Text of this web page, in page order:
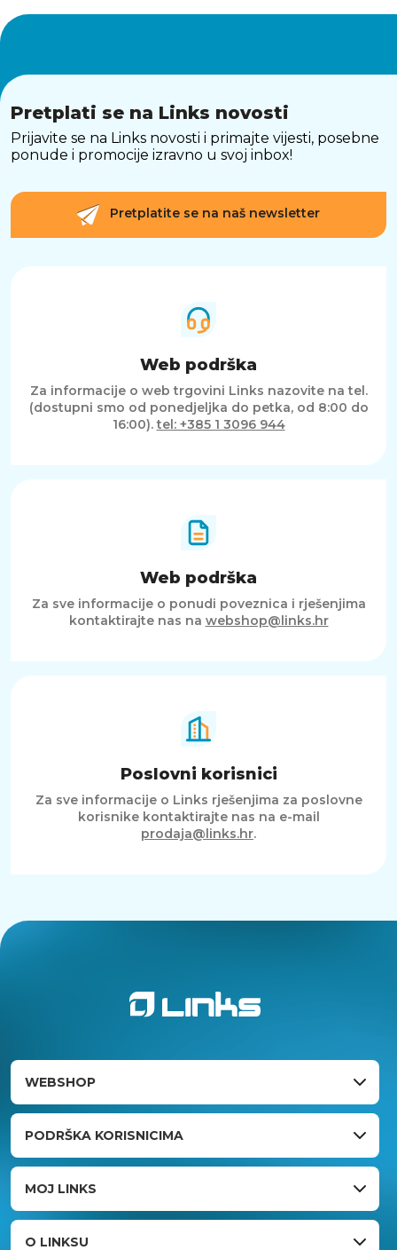
Pretplati se na Links novosti
Prijavite se na Links novosti i primajte vijesti, posebne
ponude i promocije izravno u svoj inbox!
Pretplatite se na naš newsletter
Web podrška
Za informacije o web trgovini Links nazovite na tel.
(dostupni smo od ponedjeljka do petka, od 8:00 do
16:00).tel: +385 1 3096 944
Web podrška
Za sve informacije o ponudi poveznica i rješenjima
kontaktirajte nas na webshop@links.hr
Poslovni korisnici
Za sve informacije o Links rješenjima za poslovne
korisnike kontaktirajte nas na e-mail
prodaja@links.hr.
WEBSHOP
PODRŠKA KORISNICIMA
MOJ LINKS
O LINKSU